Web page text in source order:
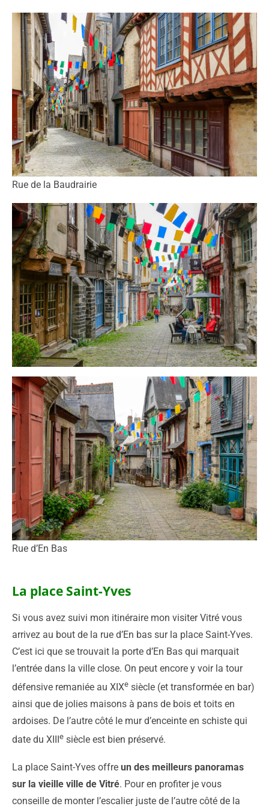
Rue de la Baudrairie
Rue d’En Bas
La place Saint-Yves
Si vous avez suivi mon itinéraire mon visiter Vitré vous
arrivez au bout de la rue d’En bas sur la place Saint-Yves.
C’est ici que se trouvait la porte d’En Bas qui marquait
l’entrée dans la ville close. On peut encore y voir la tour
défensive remaniée au XIXe siècle (et transformée en bar)
ainsi que de jolies maisons à pans de bois et toits en
ardoises. De l’autre côté le mur d’enceinte en schiste qui
date du XIII
e siècle est bien préservé.
La place Saint-Yves offre un des meilleurs panoramas
sur la vieille ville de Vitré. Pour en profiter je vous
conseille de monter l’escalier juste de l’autre côté de la